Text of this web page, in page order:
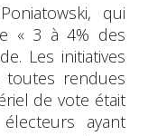
qui
« 3 à 4% des
Les initiatives
toutes rendues
de vote était
ayant